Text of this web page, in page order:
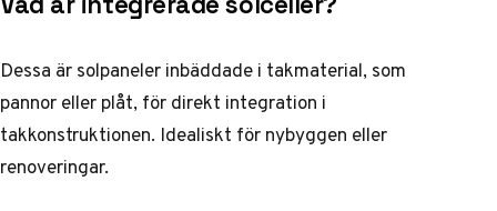
Dessa är solpaneler inbäddade i takmaterial, som
pannor eller plåt, för direkt integration i
takkonstruktionen. Idealiskt för nybyggen eller
renoveringar.